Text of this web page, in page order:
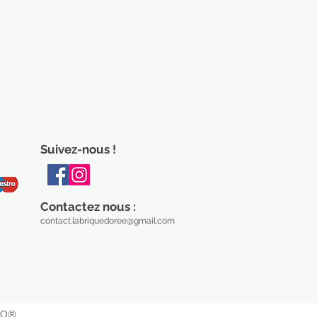
Suivez-nous !
Contactez nous :
contact.labriquedoree@gmail.com